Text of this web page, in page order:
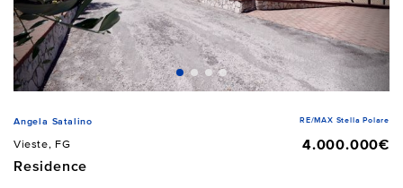
Angela Satalino RE/MAX Stella Polare
Vieste, FG
4.000.000€
Residence